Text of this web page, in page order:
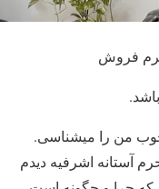
فروش
من را میشناسی.
آستانه اشرفیه دیدم